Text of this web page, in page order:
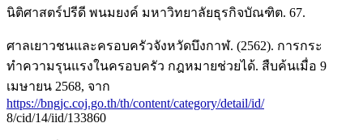
นิติศาสตร์ปรีดี พนมยงค์ มหาวิทยาลัยธุรกิจบัณฑิต. 67.
ศาลเยาวชนและครอบครัวจังหวัดบึงกาฬ. (2562). การกระ
ทำความรุนแรงในครอบครัว กฎหมายช่วยได้. สืบค้นเมื่อ 9
เมษายน 2568, จาก
https://bngjc.coj.go.th/th/content/category/detail/id/
8/cid/14/iid/133860